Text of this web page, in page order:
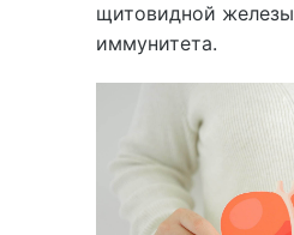
щитовидной
иммунитета.